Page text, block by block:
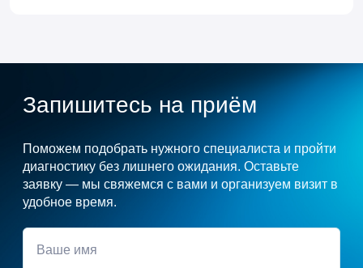
Запишитесь на приём
Поможем подобрать нужного специалиста и пройти
диагностику без лишнего ожидания. Оставьте
заявку — мы свяжемся с вами и организуем визит в
удобное время.